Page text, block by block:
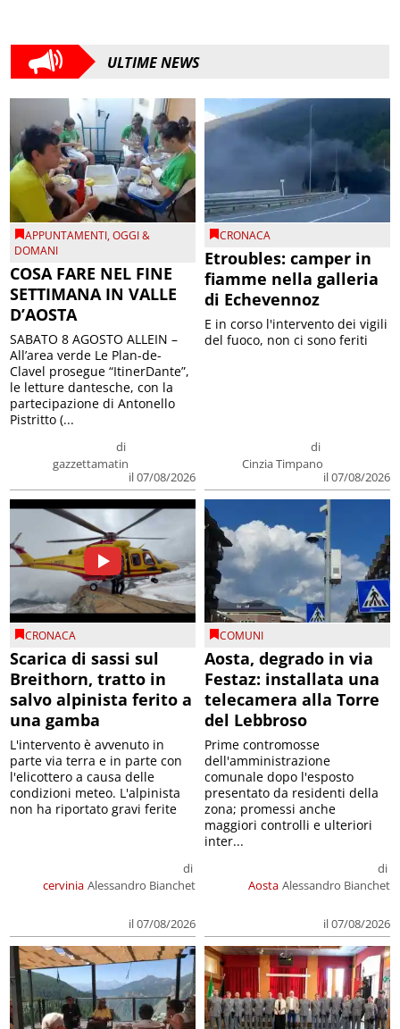
ULTIME NEWS
APPUNTAMENTI,OGGI &
DOMANI
COSA FARE NEL FINE
SETTIMANA IN VALLE
D’AOSTA
di
gazzettamatin
il 07/08/2026
SABATO 8 AGOSTO ALLEIN –
All’area verde Le Plan-de-
Clavel prosegue “ItinerDante”,
le letture dantesche, con la
partecipazione di Antonello
Pistritto (...
CRONACA
Etroubles: camper in
fiamme nella galleria
di Echevennoz
di
Cinzia Timpano
il 07/08/2026
E in corso l'intervento dei vigili
del fuoco, non ci sono feriti
CRONACA
Scarica di sassi sul
Breithorn, tratto in
salvo alpinista ferito a
una gamba
cervinia
di
Alessandro Bianchet
il 07/08/2026
L'intervento è avvenuto in
parte via terra e in parte con
l'elicottero a causa delle
condizioni meteo. L'alpinista
non ha riportato gravi ferite
COMUNI
Aosta, degrado in via
Festaz: installata una
telecamera alla Torre
del Lebbroso
Aosta
di
Alessandro Bianchet
il 07/08/2026
Prime contromosse
dell'amministrazione
comunale dopo l'esposto
presentato da residenti della
zona; promessi anche
maggiori controlli e ulteriori
inter...